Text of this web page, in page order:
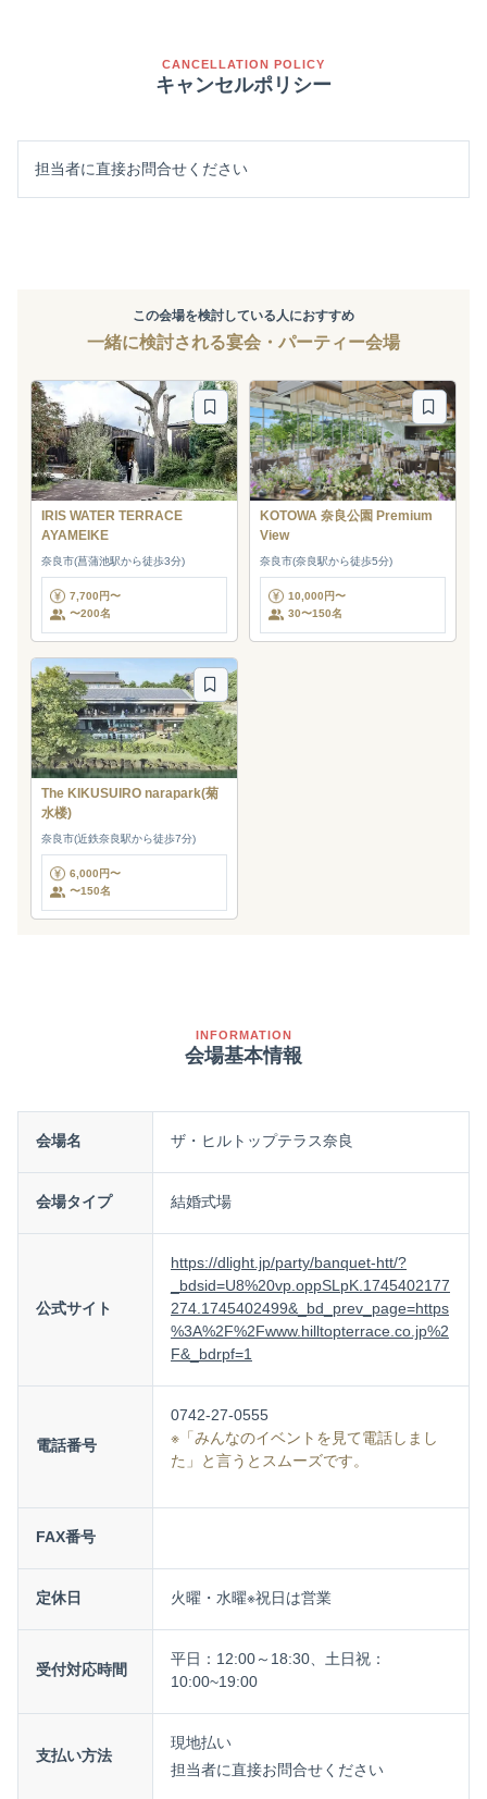
CANCELLATION POLICY
キャンセルポリシー
担当者に直接お問合せください
この会場を検討している人におすすめ
一緒に検討される宴会・パーティー会場
IRIS WATER TERRACE
AYAMEIKE
奈良市(菖蒲池駅から徒歩3分)
7,700円〜
〜200名
KOTOWA 奈良公園 Premium
View
奈良市(奈良駅から徒歩5分)
10,000円〜
30〜150名
The KIKUSUIRO narapark(菊
水楼)
奈良市(近鉄奈良駅から徒歩7分)
6,000円〜
〜150名
INFORMATION
会場基本情報
会場名 ザ・ヒルトップテラス奈良
会場タイプ 結婚式場
公式サイト
https://dlight.jp/party/banquet-htt/?
_bdsid=U8%20vp.oppSLpK.1745402177
274.1745402499&_bd_prev_page=https
%3A%2F%2Fwww.hilltopterrace.co.jp%2
F&_bdrpf=1
電話番号
0742-27-0555
※「みんなのイベントを見て電話しまし
た」と言うとスムーズです。
FAX番号
定休日 火曜・水曜※祝日は営業
受付対応時間
平日：12:00～18:30、土日祝：
10:00~19:00
支払い方法
現地払い
担当者に直接お問合せください